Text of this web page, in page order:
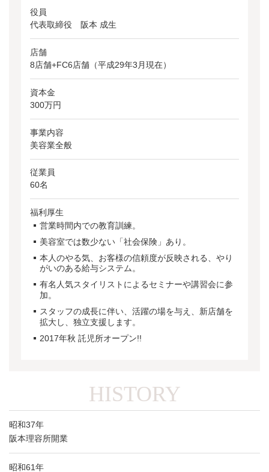
役員
代表取締役 阪本 成生
店舗
8店舗+FC6店舗（平成29年3月現在）
資本金
300万円
事業内容
美容業全般
従業員
60名
福利厚生
営業時間内での教育訓練。
美容室では数少ない「社会保険」あり。
本人のやる気、お客様の信頼度が反映される、やり
がいのある給与システム。
有名人気スタイリストによるセミナーや講習会に参
加。
スタッフの成長に伴い、活躍の場を与え、新店舗を
拡大し、独立支援します。
2017年秋 託児所オープン!!
HISTORY
昭和37年
阪本理容所開業
昭和61年